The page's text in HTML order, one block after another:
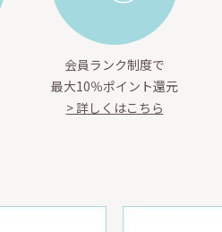
会員ランク制度で
最大10％ポイント還元
> 詳しくはこちら